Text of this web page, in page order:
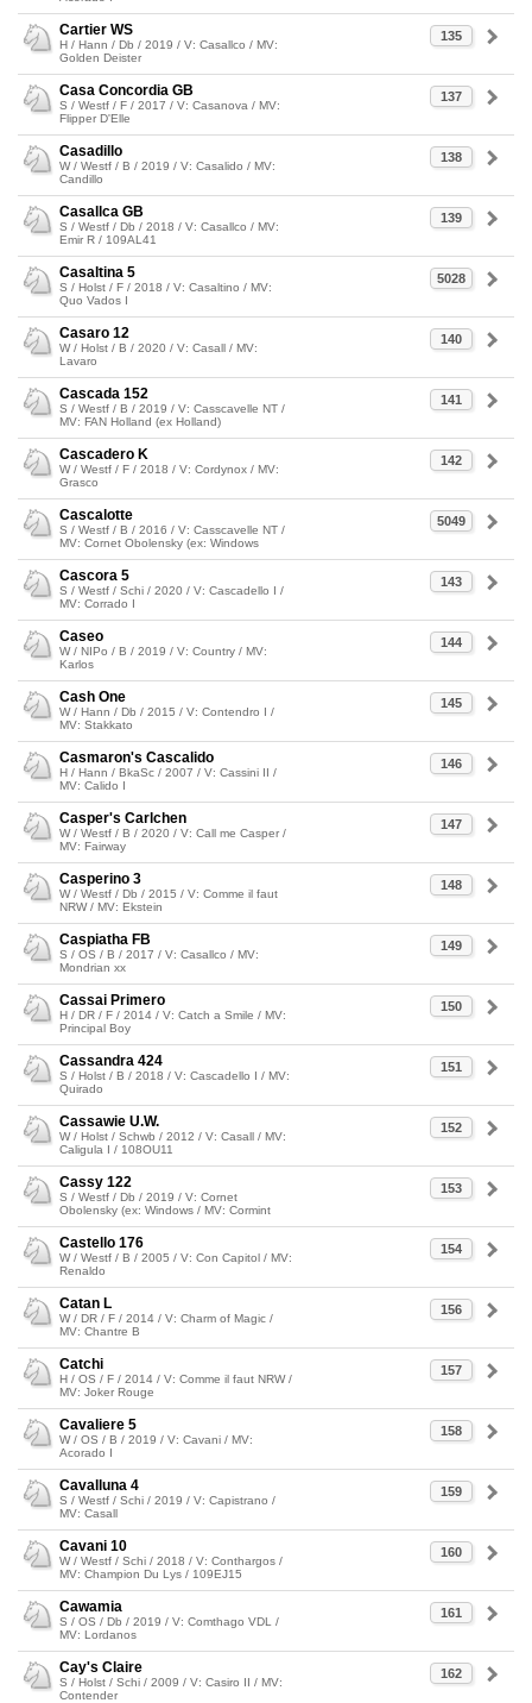
135
Cartier WS
H / Hann / Db / 2019 / V: Casallco / MV:
Golden Deister
137
Casa Concordia GB
S / Westf / F / 2017 / V: Casanova / MV:
Flipper D'Elle
138
Casadillo
W / Westf / B / 2019 / V: Casalido / MV:
Candillo
139
Casallca GB
S / Westf / Db / 2018 / V: Casallco / MV:
Emir R / 109AL41
5028
Casaltina 5
S / Holst / F / 2018 / V: Casaltino / MV:
Quo Vados I
140
Casaro 12
W / Holst / B / 2020 / V: Casall / MV:
Lavaro
141
Cascada 152
S / Westf / B / 2019 / V: Casscavelle NT /
MV: FAN Holland (ex Holland)
142
Cascadero K
W / Westf / F / 2018 / V: Cordynox / MV:
Grasco
5049
Cascalotte
S / Westf / B / 2016 / V: Casscavelle NT /
MV: Cornet Obolensky (ex: Windows
143
Cascora 5
S / Westf / Schi / 2020 / V: Cascadello I /
MV: Corrado I
144
Caseo
W / NIPo / B / 2019 / V: Country / MV:
Karlos
145
Cash One
W / Hann / Db / 2015 / V: Contendro I /
MV: Stakkato
146
Casmaron's Cascalido
H / Hann / BkaSc / 2007 / V: Cassini II /
MV: Calido I
147
Casper's Carlchen
W / Westf / B / 2020 / V: Call me Casper /
MV: Fairway
148
Casperino 3
W / Westf / Db / 2015 / V: Comme il faut
NRW / MV: Ekstein
149
Caspiatha FB
S / OS / B / 2017 / V: Casallco / MV:
Mondrian xx
150
Cassai Primero
H / DR / F / 2014 / V: Catch a Smile / MV:
Principal Boy
151
Cassandra 424
S / Holst / B / 2018 / V: Cascadello I / MV:
Quirado
152
Cassawie U.W.
W / Holst / Schwb / 2012 / V: Casall / MV:
Caligula I / 108OU11
153
Cassy 122
S / Westf / Db / 2019 / V: Cornet
Obolensky (ex: Windows / MV: Cormint
154
Castello 176
W / Westf / B / 2005 / V: Con Capitol / MV:
Renaldo
156
Catan L
W / DR / F / 2014 / V: Charm of Magic /
MV: Chantre B
157
Catchi
H / OS / F / 2014 / V: Comme il faut NRW /
MV: Joker Rouge
158
Cavaliere 5
W / OS / B / 2019 / V: Cavani / MV:
Acorado I
159
Cavalluna 4
S / Westf / Schi / 2019 / V: Capistrano /
MV: Casall
160
Cavani 10
W / Westf / Schi / 2018 / V: Conthargos /
MV: Champion Du Lys / 109EJ15
161
Cawamia
S / OS / Db / 2019 / V: Comthago VDL /
MV: Lordanos
162
Cay's Claire
S / Holst / Schi / 2009 / V: Casiro II / MV:
Contender